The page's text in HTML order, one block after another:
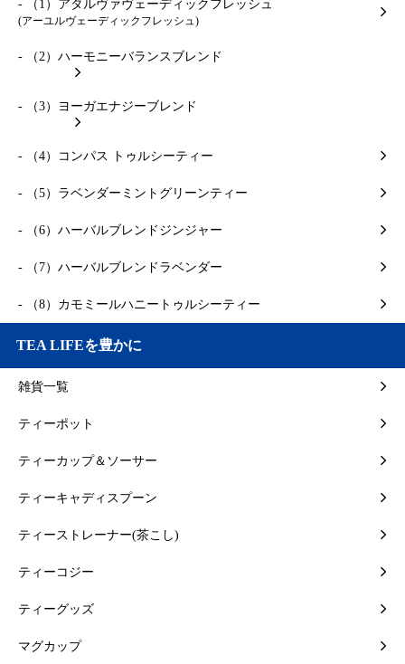
- （1）アタルヴァヴェーディックフレッシュ
(アーユルヴェーディックフレッシュ)
- （2）ハーモニーバランスブレンド
- （3）ヨーガエナジーブレンド
- （4）コンパス トゥルシーティー
- （5）ラベンダーミントグリーンティー
- （6）ハーバルブレンドジンジャー
- （7）ハーバルブレンドラベンダー
- （8）カモミールハニートゥルシーティー
TEA LIFEを豊かに
雑貨一覧
ティーポット
ティーカップ＆ソーサー
ティーキャディスプーン
ティーストレーナー(茶こし)
ティーコジー
ティーグッズ
マグカップ